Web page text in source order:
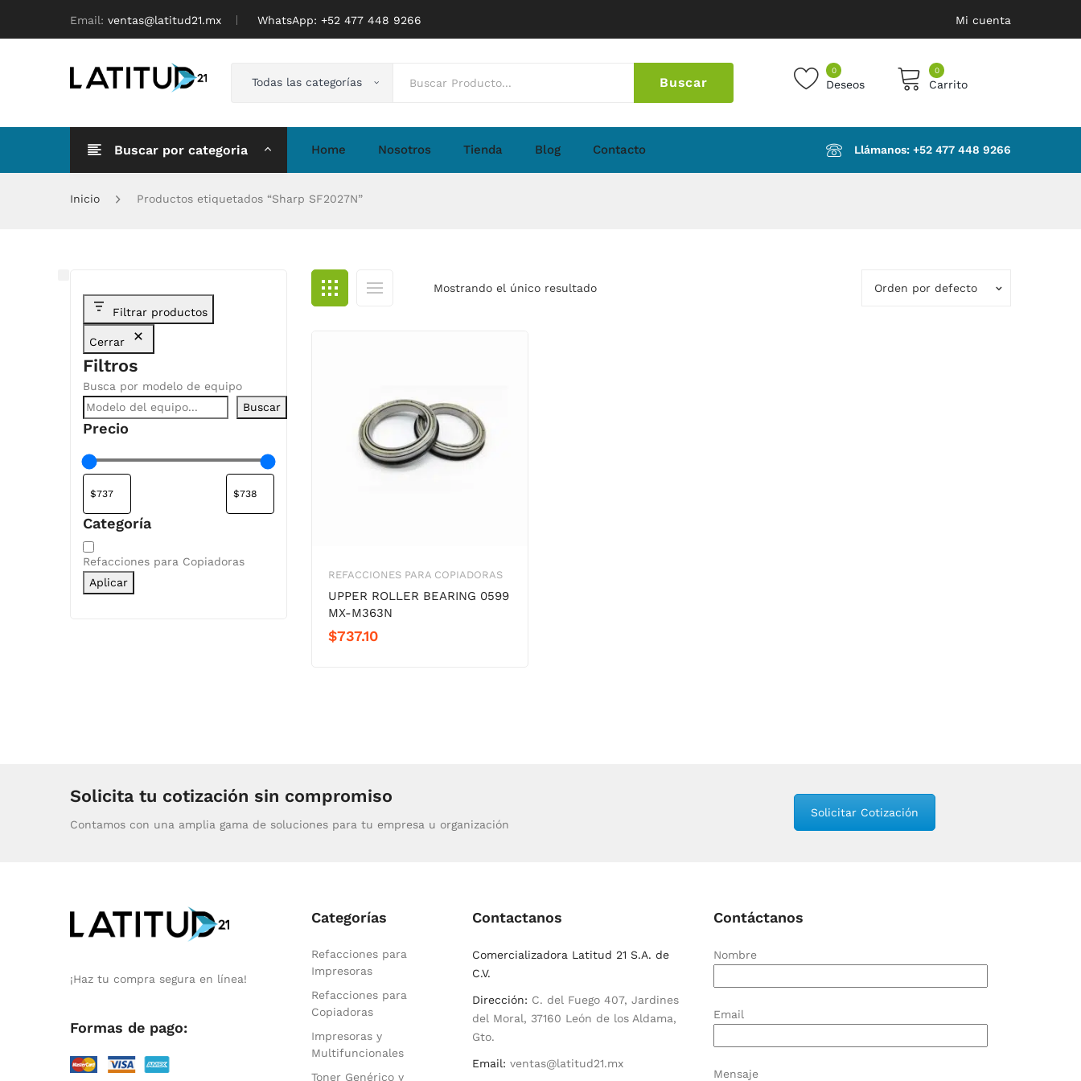
Email: ventas@latitud21.mx WhatsApp: ‪+52 477 448 9266 Mi cuenta
Todas las categorías Buscar
0
Deseos
0
Carrito
No products in the cart.
Buscar por categoria Home Nosotros Tienda Blog Contacto Llámanos: ‪+52 477 448 9266‬
Inicio Productos etiquetados “Sharp SF2027N”
Mostrando el único resultado Orden por defecto
REFACCIONES PARA COPIADORAS
UPPER ROLLER BEARING 0599
MX-M363N
$737.10
Filtrar productos
Cerrar
Filtros
Busca por modelo de equipo
Buscar
Precio
Categoría
Categoría
Refacciones para Copiadoras
Aplicar
Solicita tu cotización sin compromiso
Contamos con una amplia gama de soluciones para tu empresa u organización
Solicitar Cotización
¡Haz tu compra segura en línea!
Formas de pago:
Categorías
Refacciones para
Impresoras
Refacciones para
Copiadoras
Impresoras y
Multifuncionales
Toner Genérico y
Contactanos
Comercializadora Latitud 21 S.A. de
C.V.
Dirección: C. del Fuego 407, Jardines
del Moral, 37160 León de los Aldama,
Gto.
Email: ventas@latitud21.mx
Contáctanos
Nombre
Email
Mensaje